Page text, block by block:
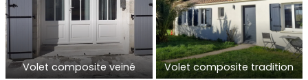
Volet composite veiné Volet composite tradition